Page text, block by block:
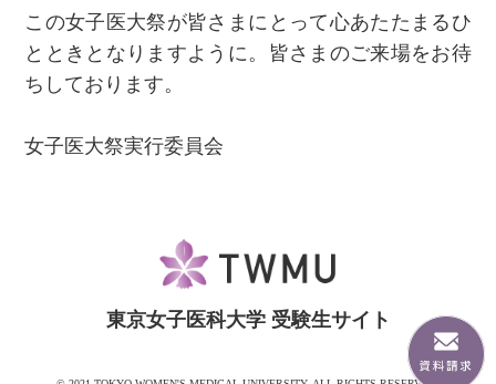
この女子医大祭が皆さまにとって心あたたまるひ
とときとなりますように。皆さまのご来場をお待
ちしております。
女子医大祭実行委員会
東京女子医科大学 受験生サイト